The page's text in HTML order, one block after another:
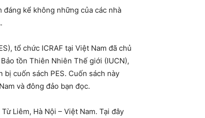
đáng kể không những của các nhà
tổ chức ICRAF tại Việt Nam đã chủ
tồn Thiên Nhiên Thế giới (IUCN),
cuốn sách PES. Cuốn sách này
và đông đảo bạn đọc.
Liêm, Hà Nội – Việt Nam. Tại đây